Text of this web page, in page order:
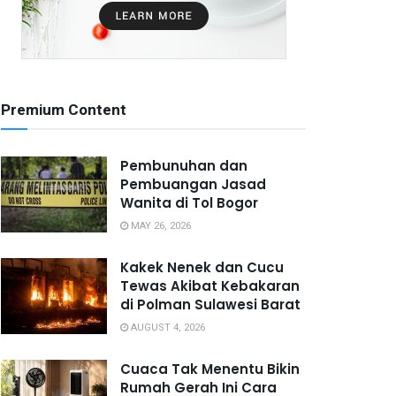
Premium Content
Pembunuhan dan
Pembuangan Jasad
Wanita di Tol Bogor
MAY 26, 2026
Kakek Nenek dan Cucu
Tewas Akibat Kebakaran
di Polman Sulawesi Barat
AUGUST 4, 2026
Cuaca Tak Menentu Bikin
Rumah Gerah Ini Cara